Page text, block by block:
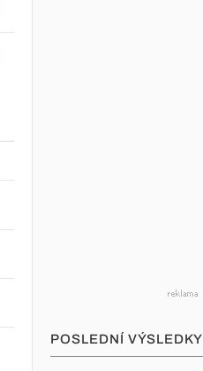
POSLEDNÍ VÝSLEDKY